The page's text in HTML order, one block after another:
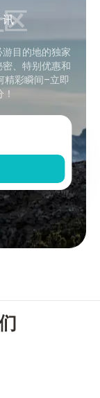
目的地的独家
、特别优惠和
精彩瞬间–立即